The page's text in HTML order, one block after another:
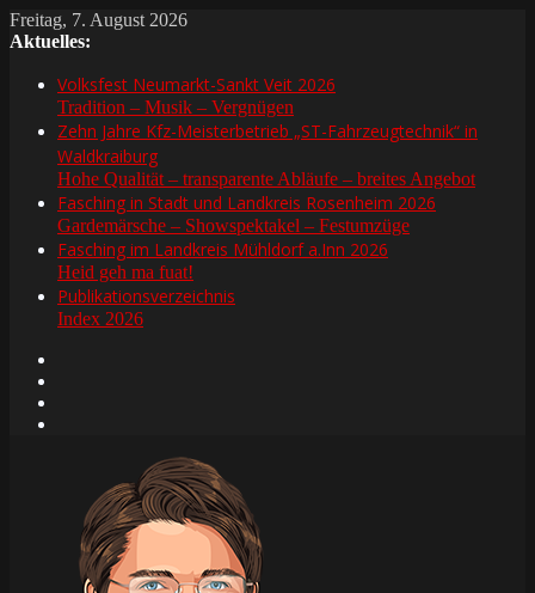
Freitag, 7. August 2026
Aktuelles:
Volksfest Neumarkt-Sankt Veit 2026
Tradition – Musik – Vergnügen
Zehn Jahre Kfz-Meisterbetrieb „ST-Fahrzeugtechnik“ in
Waldkraiburg
Hohe Qualität – transparente Abläufe – breites Angebot
Fasching in Stadt und Landkreis Rosenheim 2026
Gardemärsche – Showspektakel – Festumzüge
Fasching im Landkreis Mühldorf a.Inn 2026
Heid geh ma fuat!
Publikationsverzeichnis
Index 2026